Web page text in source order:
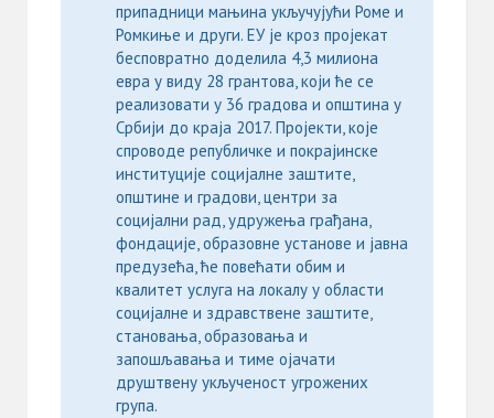
припадници мањина укључујући Роме и
Ромкиње и други. ЕУ је кроз пројекат
бесповратно доделила 4,3 милиона
евра у виду 28 грантова, који ће се
реализовати у 36 градова и општина у
Србији до краја 2017. Пројекти, које
спроводе републичке и покрајинске
институције социјалне заштите,
општине и градови, центри за
социјални рад, удружења грађана,
фондације, образовне установе и јавна
предузећа, ће повећати обим и
квалитет услуга на локалу у области
социјалне и здравствене заштите,
становања, образовања и
запошљавања и тиме ојачати
друштвену укљученост угрожених
група.